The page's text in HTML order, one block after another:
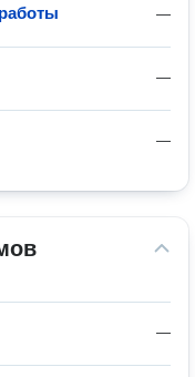
—
—
—
—